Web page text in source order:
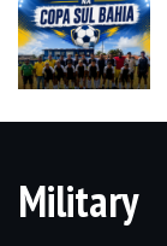
Military
for it.